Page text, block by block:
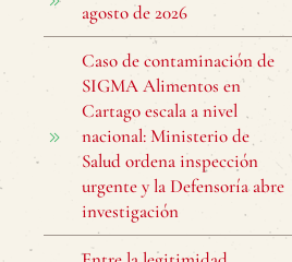
agosto de 2026
Caso de contaminación de
SIGMA Alimentos en
Cartago escala a nivel
nacional: Ministerio de
Salud ordena inspección
urgente y la Defensoría abre
investigación